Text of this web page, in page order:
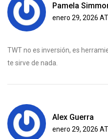
Pamela
enero 29, 2026
TWT no es inversión, es
te sirve de nada.
Alex Guerra
enero 29, 2026